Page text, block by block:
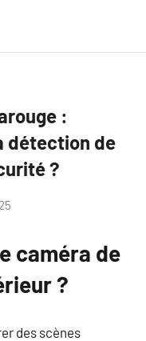
:
détection de
?
caméra de
?
des scènes